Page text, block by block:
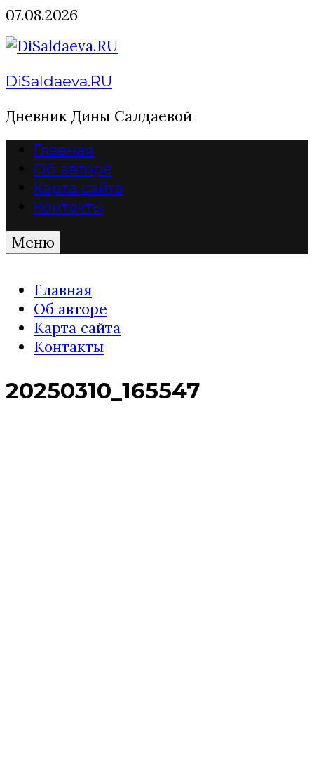
Перейти
к
содержимому
07.08.2026
DiSaldaeva.RU
Дневник Дины Салдаевой
Главная
Об авторе
Карта сайта
Контакты
Меню
Главная
Об авторе
Карта сайта
Контакты
20250310_165547